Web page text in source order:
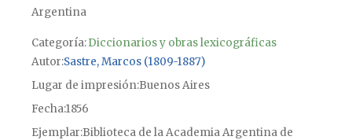
Argentina
Categoría:Diccionarios y obras lexicográficas
Autor Sastre, Marcos (1809-1887)
Lugar de impresiónBuenos Aires
Fecha1856
Ejemplar Biblioteca de la Academia Argentina de